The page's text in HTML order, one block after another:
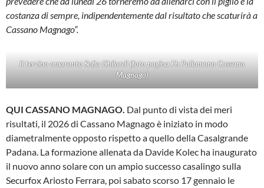
costanza di sempre, indipendentemente dal risultato che scaturirà a
Cassano Magnago”.
Il terzino amaranto Sofia Ghilardi (foto pagina Fb Pallamano Cassano
Magnago)
QUI CASSANO MAGNAGO. Dal punto di vista dei meri
risultati, il 2026 di Cassano Magnago è iniziato in modo
diametralmente opposto rispetto a quello della Casalgrande
Padana. La formazione allenata da Davide Kolec ha inaugurato
il nuovo anno solare con un ampio successo casalingo sulla
Securfox Ariosto Ferrara, poi sabato scorso 17 gennaio le